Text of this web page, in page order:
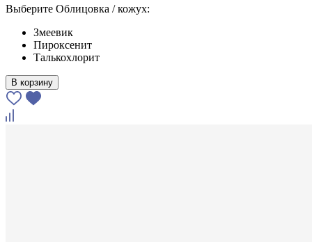
Выберите Облицовка / кожух:
Змеевик
Пироксенит
Талькохлорит
В корзину